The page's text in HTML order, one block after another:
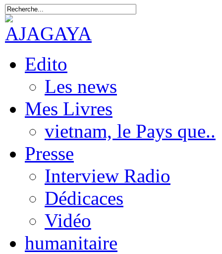
Edito
Les news
Mes Livres
vietnam, le Pays que..
Presse
Interview Radio
Dédicaces
Vidéo
humanitaire